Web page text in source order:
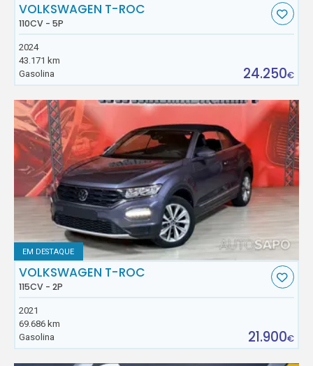
VOLKSWAGEN T-ROC
110CV - 5P
2024
43.171 km
Gasolina
24.250€
EM DESTAQUE
VOLKSWAGEN T-ROC
115CV - 2P
2021
69.686 km
Gasolina
21.900€